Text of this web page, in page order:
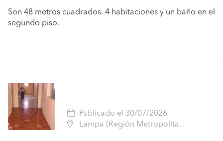
Son 48 metros cuadrados. 4 habitaciones y un baño en el
segundo piso.
Publicado el 30/07/2026
Lampa (Región Metropolitana - Chacabuco)